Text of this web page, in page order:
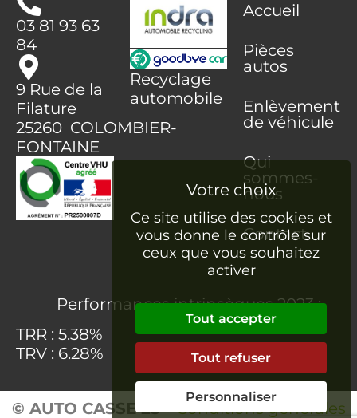
03 81 93 63
84
9 Rue de la
Filature
25260 COLOMBIER-
FONTAINE
Recyclage
automobile
Accueil
Pièces
autos
Enlèvement
de véhicule
Qui
sommes-
nous
Contact
Performances intrinsèques 2023 :
TRR : 5.38%
TRV : 6.28%
© AUTO CASSE 25–Conditions générales
Ce site utilise des cookies et
vous donne le contrôle sur
ceux que vous souhaitez
activer
Tout accepter
Tout refuser
Personnaliser